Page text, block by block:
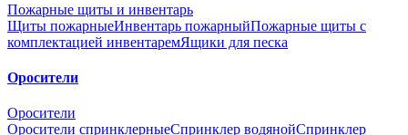
Пожарные щиты и инвентарь
Щиты пожарныеИнвентарь пожарныйПожарные щиты с
комплектацией инвентаремЯщики для песка
Оросители
Оросители
Оросители спринклерныеСпринклер водянойСпринклер